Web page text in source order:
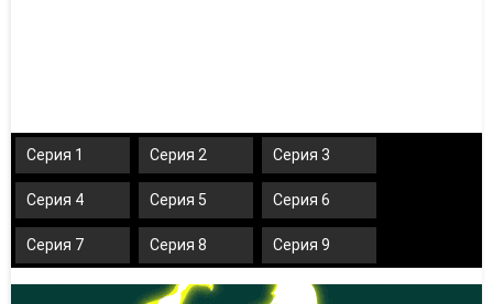
Серия 1 Серия 2 Серия 3
Серия 4 Серия 5 Серия 6
Серия 7 Серия 8 Серия 9